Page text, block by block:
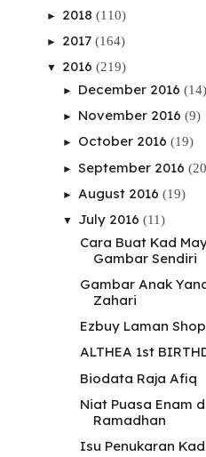
► 2018 (110)
► 2017 (164)
▼ 2016 (219)
► December 2016 (14)
► November 2016 (9)
► October 2016 (19)
► September 2016
► August 2016 (19)
▼ July 2016 (11)
Cara Buat Kad
Gambar Sendiri
Gambar Anak
Zahari
Ezbuy Laman
ALTHEA 1st
Biodata Raja Afiq
Niat Puasa Enam
Ramadhan
Isu Penukaran